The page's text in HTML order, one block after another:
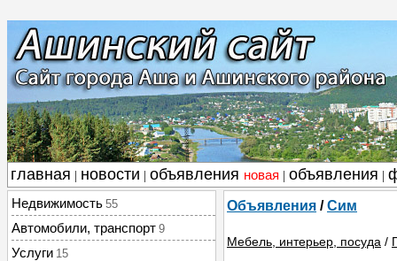
главная новости объявления новая объявления
Недвижимость 55
Автомобили, транспорт 9
Услуги 15
Объявления /Сим
Мебель, интерьер, посуда /